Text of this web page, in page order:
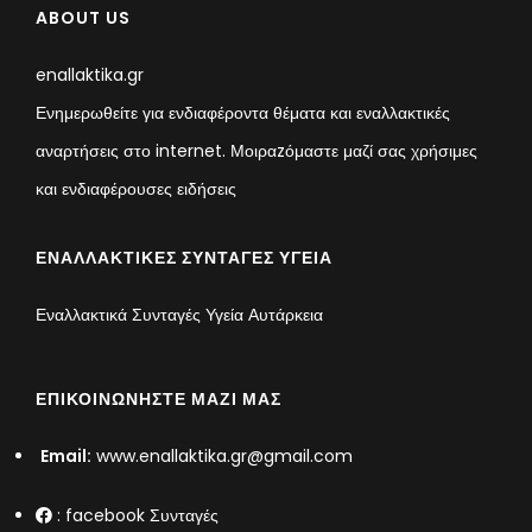
ABOUT US
enallaktika.gr
Ενημερωθείτε για ενδιαφέροντα θέματα και εναλλακτικές
αναρτήσεις στο internet. Μοιραzόμαστε μαζί σας χρήσιμες
και ενδιαφέρουσες ειδήσεις
ΕΝΑΛΛΑΚΤΙΚΈΣ ΣΥΝΤΑΓΈΣ ΥΓΕΊΑ
Εναλλακτικά Συνταγές Υγεία Αυτάρκεια
ΕΠΙΚΟΙΝΩΝΉΣΤΕ ΜΑΖΊ ΜΑΣ
Email: www.enallaktika.gr@gmail.com
: facebook Συνταγές